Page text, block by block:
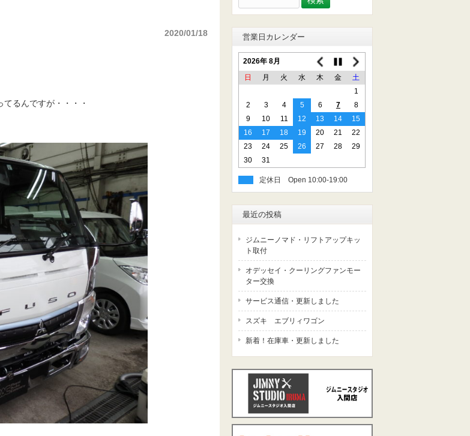
2020/01/18
るんですが・・・・
索:
営業日カレンダー
2026年 8月
日
月 火 水 木 金
土
1
2
3 4 5 6 7
8
9
10 11 12 13 14
15
16
17 18 19 20 21
22
23
24 25 26 27 28
29
30
31
定休日
最近の投稿
ジムニーノマド・リフトアップキッ
ト取付
オデッセイ・クーリングファンモー
ター交換
サービス通信・更新しました
スズキ エブリィワゴン
新着！在庫車・更新しました